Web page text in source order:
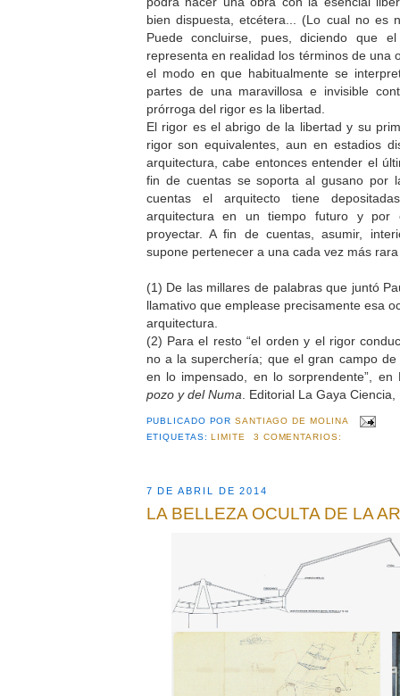
bien dispuesta, etcétera... (Lo cual no es
Puede concluirse, pues, diciendo que
representa en realidad los términos de una
el modo en que habitualmente se
partes de una maravillosa e invisible
prórroga del rigor es la libertad.
El rigor es el abrigo de la libertad y su
rigor son equivalentes, aun en estadios
arquitectura, cabe entonces entender el
fin de cuentas se soporta al gusano por
cuentas el arquitecto tiene
arquitectura en un tiempo futuro y por
proyectar. A fin de cuentas, asumir,
supone pertenecer a una cada vez más
(1) De las millares de palabras que juntó
llamativo que emplease precisamente esa
arquitectura.
(2) Para el resto “el orden y el rigor
no a la superchería; que el gran campo
en lo impensado, en lo sorprendente”,
pozo y del Numa. Editorial La Gaya Ciencia,
PUBLICADO PORSANTIAGO DE MOLINA
ETIQUETAS:LIMITE 3 COMENTARIOS:
7 DE ABRIL DE 2014
LA BELLEZA OCULTA DE LA